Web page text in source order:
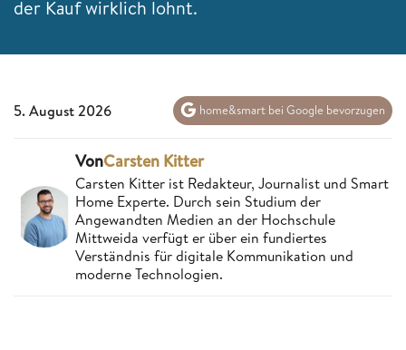
der Kauf wirklich lohnt.
5. August 2026 home&smart bei Google bevorzugen
VonCarsten Kitter
Carsten Kitter ist Redakteur, Journalist und Smart
Home Experte. Durch sein Studium der
Angewandten Medien an der Hochschule
Mittweida verfügt er über ein fundiertes
Verständnis für digitale Kommunikation und
moderne Technologien.